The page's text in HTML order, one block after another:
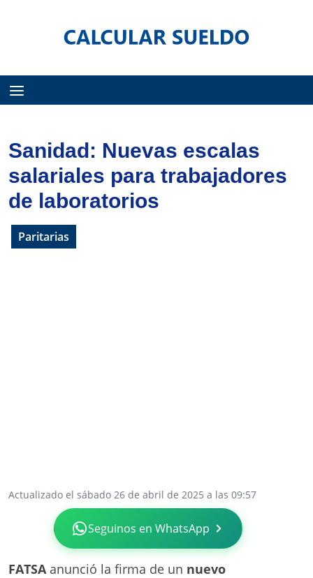
Sanidad: Nuevas escalas
salariales para trabajadores
de laboratorios
Paritarias
Actualizado el sábado 26 de abril de 2025 a las 09:57
Seguinos en WhatsApp
FATSA anunció la firma de un nuevo